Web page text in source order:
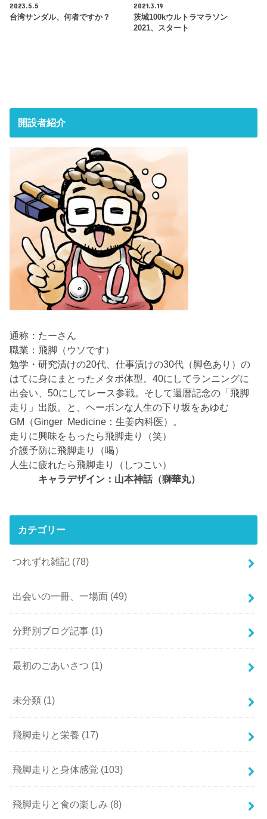
2023.5.5
台湾サンダル、何者ですか？
2021.3.19
茨城100kウルトラマラソン
2021、スタート
開設者紹介
通称：たーさん
職業：飛脚（ウソです）
勉学・研究漬けの20代、仕事漬けの30代（脚色あり）の
はてに身にまとったメタボ体型。40にしてランニングに
出会い、50にしてレース参戦。そして還暦記念の「飛脚
走り」出版。と、ヘーボンな人生の下り坂をあゆむ
GM（Ginger Medicine：生姜内科医）。
走りに興味をもったら飛脚走り（笑）
介護予防に飛脚走り（喝）
人生に疲れたら飛脚走り（しつこい）
キャラデザイン：山本神話（獅華丸）
カテゴリー
つれずれ雑記 (78)
出会いの一冊、一場面 (49)
分野別ブログ記事 (1)
最初のごあいさつ (1)
未分類 (1)
飛脚走りと栄養 (17)
飛脚走りと身体感覚 (103)
飛脚走りと食の楽しみ (8)